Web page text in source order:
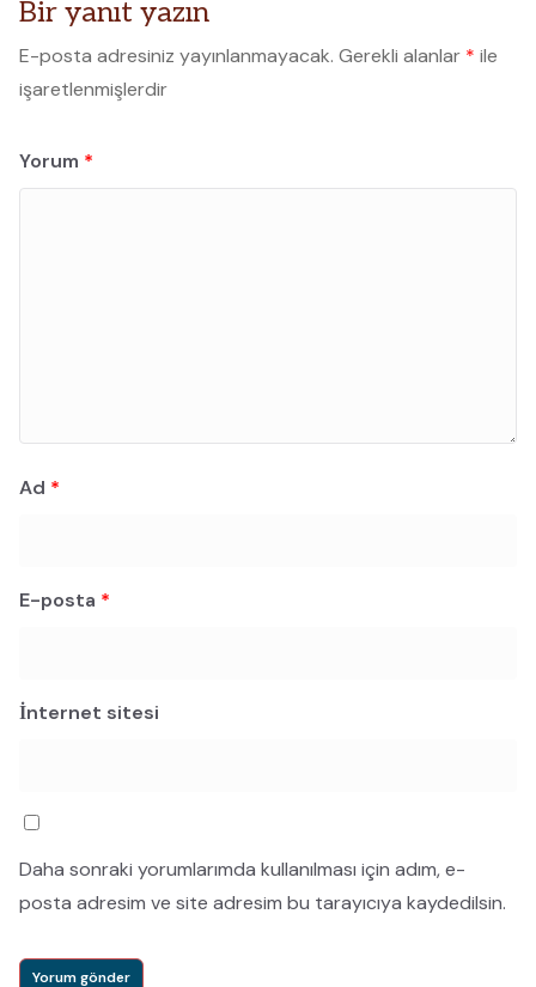
Bir yanıt yazın
E-posta adresiniz yayınlanmayacak. Gerekli alanlar * ile
işaretlenmişlerdir
Yorum *
Ad *
E-posta *
İnternet sitesi
Daha sonraki yorumlarımda kullanılması için adım, e-
posta adresim ve site adresim bu tarayıcıya kaydedilsin.